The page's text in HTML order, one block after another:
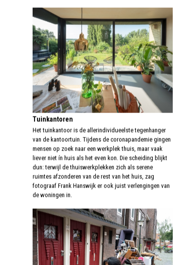
Tuinkantoren
Het tuinkantoor is de allerindividueelste tegenhanger
van de kantoortuin. Tijdens de coronapandemie gingen
mensen op zoek naar een werkplek thuis, maar vaak
liever niet ín huis als het even kon. Die scheiding blijkt
dun: terwijl de thuiswerkplekken zich als serene
ruimtes afzonderen van de rest van het huis, zag
fotograaf Frank Hanswijk er ook juist verlengingen van
de woningen in.